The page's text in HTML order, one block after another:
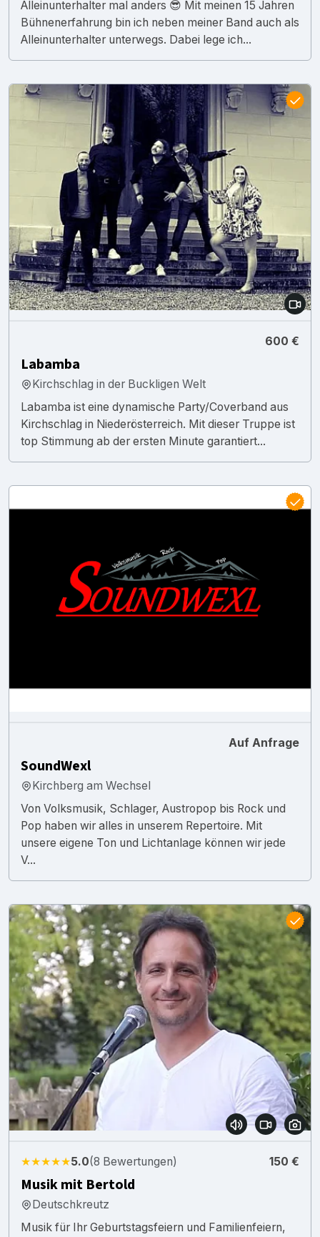
Alleinunterhalter mal anders 😎 Mit meinen 15 Jahren
Bühnenerfahrung bin ich neben meiner Band auch als
Alleinunterhalter unterwegs. Dabei lege ich...
600 €
Labamba
Kirchschlag in der Buckligen Welt
Labamba ist eine dynamische Party/Coverband aus
Kirchschlag in Niederösterreich. Mit dieser Truppe ist
top Stimmung ab der ersten Minute garantiert...
Auf Anfrage
SoundWexl
Kirchberg am Wechsel
Von Volksmusik, Schlager, Austropop bis Rock und
Pop haben wir alles in unserem Repertoire. Mit
unsere eigene Ton und Lichtanlage können wir jede
V...
★★★★★5.0(8 Bewertungen) 150 €
Musik mit Bertold
Deutschkreutz
Musik für Ihr Geburtstagsfeiern und Familienfeiern,